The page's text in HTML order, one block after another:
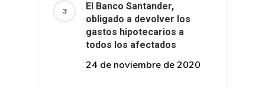
El Banco Santander,
obligado a devolver los
gastos hipotecarios a
todos los afectados
24 de noviembre de 2020